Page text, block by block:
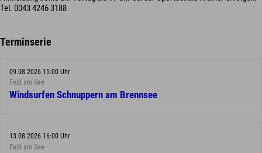
Tel. 0043 4246 3188
Terminserie
09.08.2026 15:00 Uhr
Feld am See
Windsurfen Schnuppern am Brennsee
13.08.2026 16:00 Uhr
Feld am See